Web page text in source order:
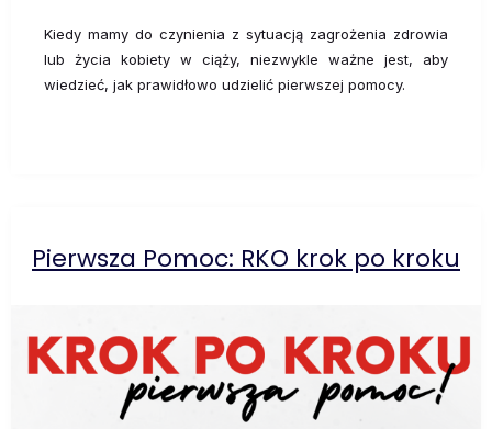
Kiedy mamy do czynienia z sytuacją zagrożenia zdrowia
lub życia kobiety w ciąży, niezwykle ważne jest, aby
wiedzieć, jak prawidłowo udzielić pierwszej pomocy.
Pierwsza Pomoc: RKO krok po kroku